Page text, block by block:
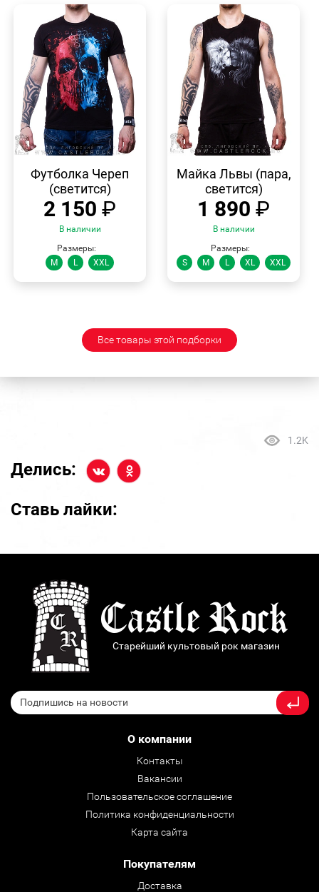
ПРОСМОТР
Футболка Череп
(светится)
2 150 ₽
В наличии
Размеры:
M
L XXL
ПРОСМОТР
Майка Львы (пара,
светится)
1 890 ₽
В наличии
Размеры:
S
M L XL XXL
Все товары этой подборки
1.2K
Делись:
Ставь лайки:
Старейший культовый рок магазин
О компании
Контакты
Вакансии
Пользовательское соглашение
Политика конфиденциальности
Карта сайта
Покупателям
Доставка